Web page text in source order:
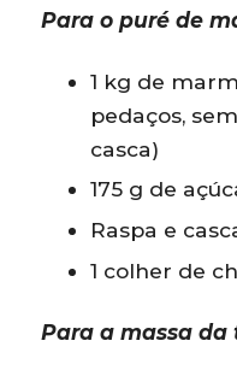
Para o puré de
1 kg de
pedaços,
casca)
175 g de
Raspa e
1 colher de
Para a massa da